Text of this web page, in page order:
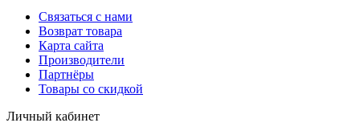
Связаться с нами
Возврат товара
Карта сайта
Производители
Партнёры
Товары со скидкой
Личный кабинет